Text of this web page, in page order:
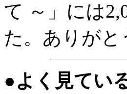
て ～」には
た。ありが
●よく見てい